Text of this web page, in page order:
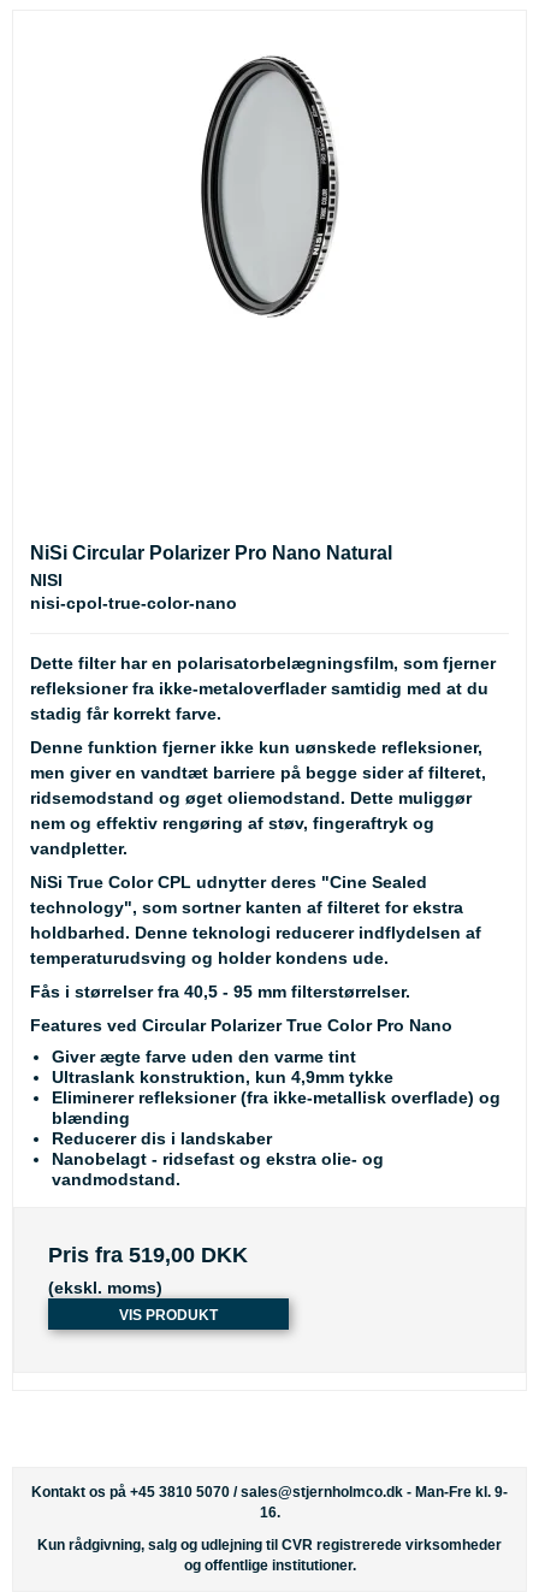
NiSi Circular Polarizer Pro Nano Natural
NISI
nisi-cpol-true-color-nano
Dette filter har en polarisatorbelægningsfilm, som fjerner
refleksioner fra ikke-metaloverflader samtidig med at du
stadig får korrekt farve.
Denne funktion fjerner ikke kun uønskede refleksioner,
men giver en vandtæt barriere på begge sider af filteret,
ridsemodstand og øget oliemodstand. Dette muliggør
nem og effektiv rengøring af støv, fingeraftryk og
vandpletter.
NiSi True Color CPL udnytter deres "Cine Sealed
technology", som sortner kanten af filteret for ekstra
holdbarhed. Denne teknologi reducerer indflydelsen af
temperaturudsving og holder kondens ude.
Fås i størrelser fra 40,5 - 95 mm filterstørrelser.
Features ved Circular Polarizer True Color Pro Nano
Giver ægte farve uden den varme tint
Ultraslank konstruktion, kun 4,9mm tykke
Eliminerer refleksioner (fra ikke-metallisk overflade) og
blænding
Reducerer dis i landskaber
Nanobelagt - ridsefast og ekstra olie- og
vandmodstand.
Pris fra 519,00 DKK
(ekskl. moms)
VIS PRODUKT
Kontakt os på +45 3810 5070 /sales@stjernholmco.dk - Man-Fre kl. 9-
16.
Kun rådgivning, salg og udlejning til CVR registrerede virksomheder
og offentlige institutioner.